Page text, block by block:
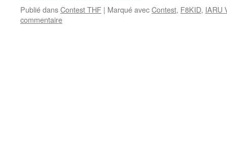
Publié dansContest THF | Marqué avecContest, F8KID, IARU
commentaire